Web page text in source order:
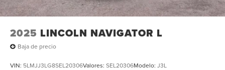
2025 LINCOLN NAVIGATOR L
Baja de precio
VIN: 5LMJJ3LG8SEL20306Valores: SEL20306Modelo: J3L